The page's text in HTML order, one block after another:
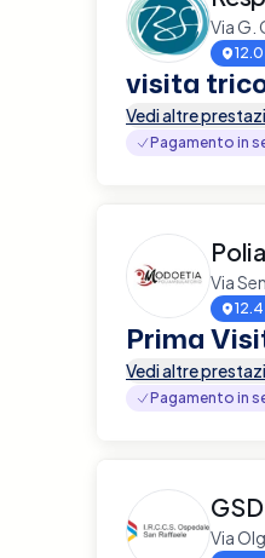
Via G.
visita
Vedi altre
Pagamento in
Via
Prima
Vedi altre
Pagamento in
Via